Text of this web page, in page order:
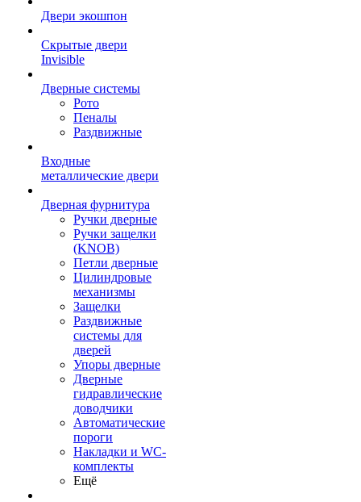
Двери экошпон
Скрытые двери
Invisible
Дверные системы
Рото
Пеналы
Раздвижные
Входные
металлические двери
Дверная фурнитура
Ручки дверные
Ручки защелки
(KNOB)
Петли дверные
Цилиндровые
механизмы
Защелки
Раздвижные
системы для
дверей
Упоры дверные
Дверные
гидравлические
доводчики
Автоматические
пороги
Накладки и WC-
комплекты
Ещё